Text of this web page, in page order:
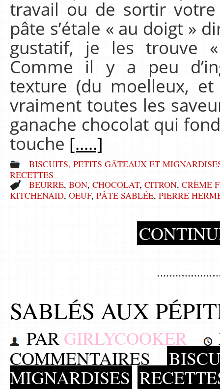
travail ou de sortir
pâte s’étale « au doigt »
gustatif, je les trouve
Comme il y a peu
texture (du moelleux,
vraiment toutes les
ganache chocolat qui
touche [.....]
BISCUITS, PETITS GÂTEAUX ET
RECETTES
BEURRE, BON, CHOCOLAT, CITRON, CRÈME
KITCHENAID, OEUF, PÂTE SABLÉE, PIERRE
SABLÉS AUX
PAR GIRLYCOOKER
COMMENTAIRES
MIGNARDISES